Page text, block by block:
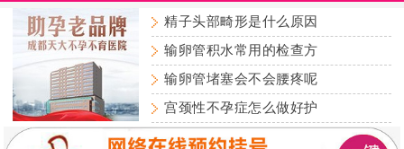
精子头部畸形是什么原因
输卵管积水常用的检查方
输卵管堵塞会不会腰疼呢
宫颈性不孕症怎么做好护